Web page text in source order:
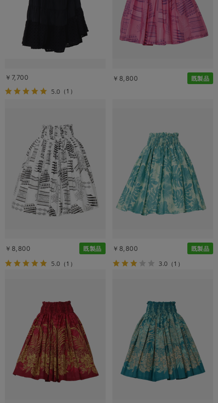
￥7,700
5.0 （1）
￥8,800 既製品
￥8,800 既製品
5.0 （1）
￥8,800 既製品
3.0 （1）